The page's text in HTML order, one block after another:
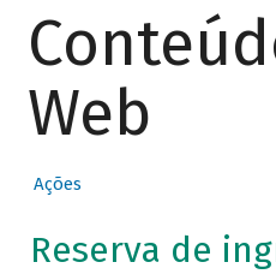
Web
Ações
Reserva de